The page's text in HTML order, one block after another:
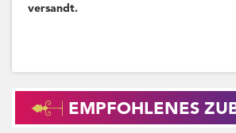
versandt.
EMPFOHLENES